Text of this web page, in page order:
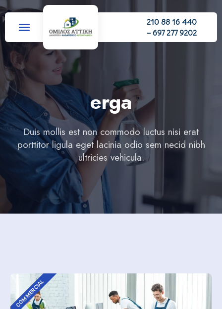
210 88 16 440
– 697 277 9202
erga
Duis mollis est non commodo luctus nisi erat
porttitor ligula eget lacinia odio sem necid nibh
ultricies vehicula.
COMMERCIAL